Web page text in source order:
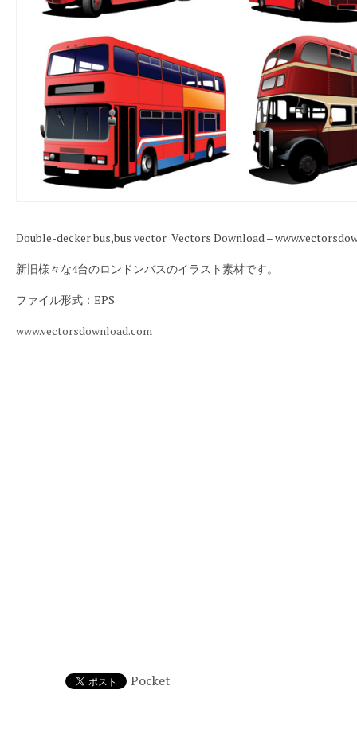
Double-decker bus,bus vector_Vectors Download –
新旧様々な4台のロンドンバスのイラスト素材です。
ファイル形式：EPS
www.vectorsdownload.com
Pocket